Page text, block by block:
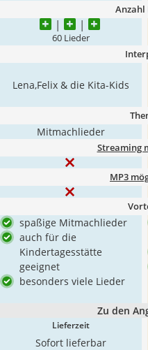
Anzahl
60 Lieder
Lena,Felix & die Kita-Kids
Mitmachlieder
Streaming
MP3
spaßige Mitmachlieder
auch für die
Kindertagesstätte
geeignet
besonders viele Lieder
Zu den
Lieferzeit
Sofort lieferbar